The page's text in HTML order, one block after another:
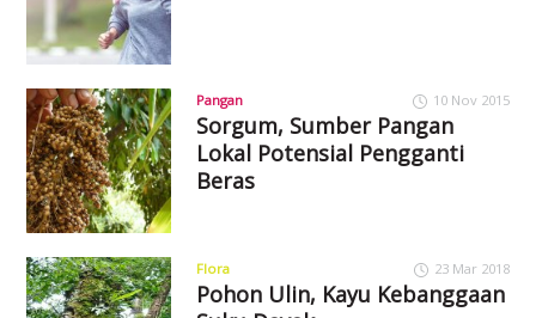
Pangan 10 Nov 2015
Sorgum, Sumber Pangan
Lokal Potensial Pengganti
Beras
Flora 23 Mar 2018
Pohon Ulin, Kayu Kebanggaan